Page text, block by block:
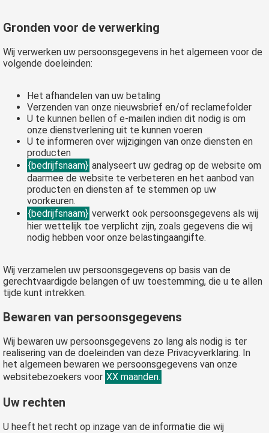
Gronden voor de verwerking
Wij verwerken uw persoonsgegevens in het algemeen voor de
volgende doeleinden:
Het afhandelen van uw betaling
Verzenden van onze nieuwsbrief en/of reclamefolder
U te kunnen bellen of e-mailen indien dit nodig is om
onze dienstverlening uit te kunnen voeren
U te informeren over wijzigingen van onze diensten en
producten
{bedrijfsnaam} analyseert uw gedrag op de website om
daarmee de website te verbeteren en het aanbod van
producten en diensten af te stemmen op uw
voorkeuren.
{bedrijfsnaam} verwerkt ook persoonsgegevens als wij
hier wettelijk toe verplicht zijn, zoals gegevens die wij
nodig hebben voor onze belastingaangifte.
Wij verzamelen uw persoonsgegevens op basis van de
gerechtvaardigde belangen of uw toestemming, die u te allen
tijde kunt intrekken.
Bewaren van persoonsgegevens
Wij bewaren uw persoonsgegevens zo lang als nodig is ter
realisering van de doeleinden van deze Privacyverklaring. In
het algemeen bewaren we persoonsgegevens van onze
websitebezoekers voor XX maanden.
Uw rechten
U heeft het recht op inzage van de informatie die wij